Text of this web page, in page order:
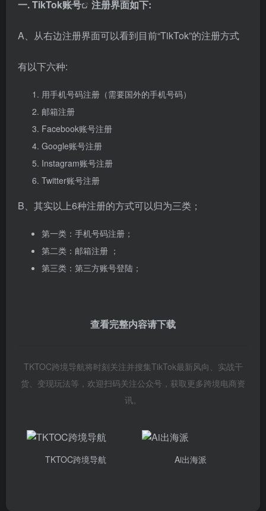
一.TikTok账号 注册界面如下:
A、从右边注册界面可以看到目前“TikTok”的注册方式
有以下六种:
用手机号码注册（需要国外的手机号码）
邮箱注册
Facebook账号注册
Google账号注册
Instagram账号注册
Twitter账号注册
B、其实以上6种注册的方式可以归为三类；
第一类：手机号码注册；
第二类：邮箱注册 ；
第三类：第三方账号登陆；
查看完整内容请下载
TKTOC跨境导航将时刻关注并搜集TikTok最新风向、实战干
货、变现玩法等，欢迎扫码关注公众号，获取更多跨境电商资
讯。
TKTOC跨境导航 Ai出海派